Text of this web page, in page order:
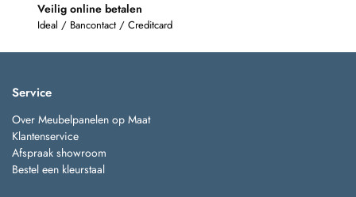
Veilig online betalen
Ideal / Bancontact / Creditcard
Service
Over Meubelpanelen op Maat
Klantenservice
Afspraak showroom
Bestel een kleurstaal